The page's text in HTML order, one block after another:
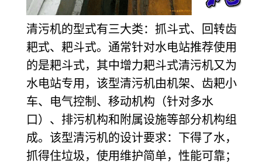
清污机的型式有三大类：抓斗式、回转齿
耙式、耙斗式。通常针对水电站推荐使用
的是耙斗式，其中增力耙斗式清污机又为
水电站专用，该型清污机由机架、齿耙小
车、电气控制、移动机构（针对多水
口）、排污机构和附属设施等部分机构组
成。该型清污机的设计要求：下得了水，
抓得住垃圾，使用维护简单，性能可靠；